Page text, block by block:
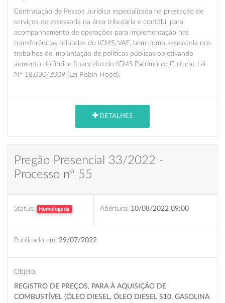
Contratação de Pessoa Jurídica especializada na prestação de
serviços de assessoria na área tributária e contábil para
acompanhamento de operações para implementação nas
transferências oriundas do ICMS, VAF, bem como assessoria nos
trabalhos de implantação de políticas públicas objetivando
aumento do índice financeiro do ICMS Patrimônio Cultural. Lei
Nº 18.030/2009 (Lei Robin Hood).
DETALHES
Pregão Presencial 33/2022 -
Processo nº 55
Status: Homologada Abertura: 10/08/2022 09:00
Publicado em: 29/07/2022
Objeto:
REGISTRO DE PREÇOS, PARA À AQUISIÇÃO DE
COMBUSTÍVEL (ÓLEO DIESEL, ÓLEO DIESEL S10, GASOLINA